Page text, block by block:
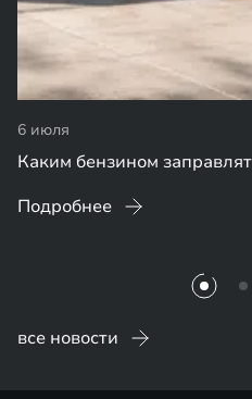
6 июля
Каким бензином
Подробнее
все новости